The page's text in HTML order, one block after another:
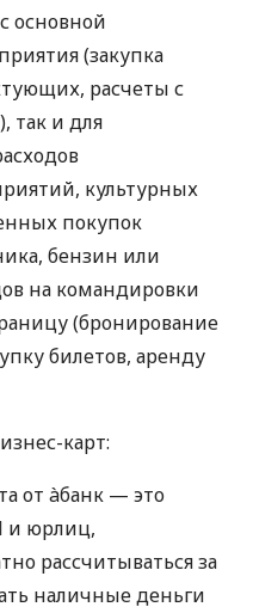
основной
(закупка
расчеты с
), так и для
культурных
покупок
бензин или
на командировки
(бронирование
билетов, аренду
карт:
от àбанк — это
и юрлиц,
рассчитываться за
наличные деньги